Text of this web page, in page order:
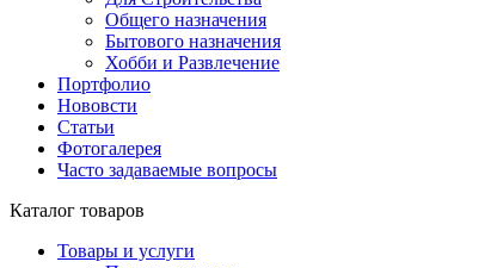
Общего назначения
Бытового назначения
Хобби и Развлечение
Портфолио
Нововсти
Статьи
Фотогалерея
Часто задаваемые вопросы
Каталог товаров
Товары и услуги